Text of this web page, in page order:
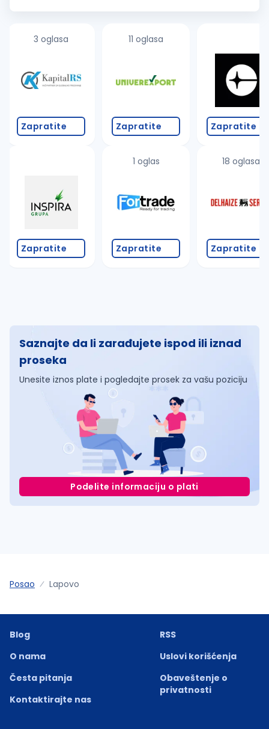
3 oglasa
Zapratite
Zapratite
11 oglasa
Zapratite
1 oglas
Zapratite
Zapratite
18 oglasa
Zapratite
Saznajte da li zarađujete ispod ili iznad
proseka
Unesite iznos plate i pogledajte prosek za vašu poziciju
Podelite informaciju o plati
Posao Lapovo
Blog
O nama
Česta pitanja
Kontaktirajte nas
RSS
Uslovi korišćenja
Obaveštenje o
privatnosti